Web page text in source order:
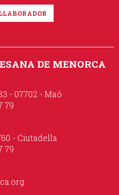
DE MENORCA
- 07702 - Maó
79
- Ciutadella
79